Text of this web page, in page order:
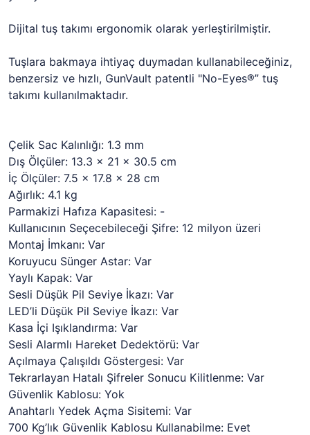
Dijital tuş takımı ergonomik olarak yerleştirilmiştir.
Tuşlara bakmaya ihtiyaç duymadan kullanabileceğiniz,
benzersiz ve hızlı, GunVault patentli "No-Eyes®” tuş
takımı kullanılmaktadır.
Çelik Sac Kalınlığı: 1.3 mm
Dış Ölçüler: 13.3 x 21 x 30.5 cm
İç Ölçüler: 7.5 x 17.8 x 28 cm
Ağırlık: 4.1 kg
Parmakizi Hafıza Kapasitesi: -
Kullanıcının Seçecebileceği Şifre: 12 milyon üzeri
Montaj İmkanı: Var
Koruyucu Sünger Astar: Var
Yaylı Kapak: Var
Sesli Düşük Pil Seviye İkazı: Var
LED’li Düşük Pil Seviye İkazı: Var
Kasa İçi Işıklandırma: Var
Sesli Alarmlı Hareket Dedektörü: Var
Açılmaya Çalışıldı Göstergesi: Var
Tekrarlayan Hatalı Şifreler Sonucu Kilitlenme: Var
Güvenlik Kablosu: Yok
Anahtarlı Yedek Açma Sisitemi: Var
700 Kg’lık Güvenlik Kablosu Kullanabilme: Evet